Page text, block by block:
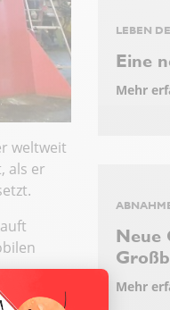
weltweit
als er
einen
LEBEN
Eine
Mehr
Neue
Mehr